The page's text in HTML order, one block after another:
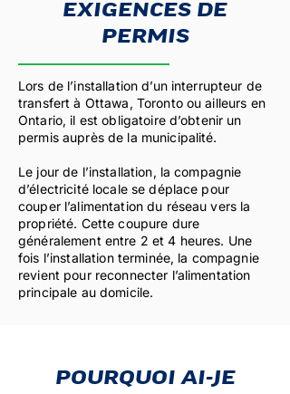
EXIGENCES DE
PERMIS
Lors de l’installation d’un interrupteur de
transfert à Ottawa, Toronto ou ailleurs en
Ontario, il est obligatoire d’obtenir un
permis auprès de la municipalité.
Le jour de l’installation, la compagnie
d’électricité locale se déplace pour
couper l’alimentation du réseau vers la
propriété. Cette coupure dure
généralement entre 2 et 4 heures. Une
fois l’installation terminée, la compagnie
revient pour reconnecter l’alimentation
principale au domicile.
POURQUOI AI-JE